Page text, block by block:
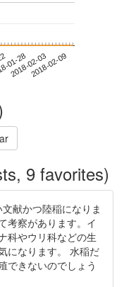
01-28
2018-02-032018-02-09
9 favorites)
献かつ陸稲になりま
考察があります。イ
科やウリ科などの生
になります。 水稲だ
できないのでしょう